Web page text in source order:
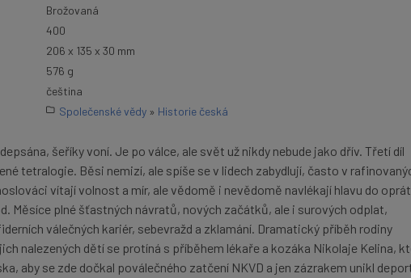
Brožovaná
400
206 x 135 x 30 mm
576 g
čeština
Společenské vědy » Historie česká
šeříky voní. Je po válce, ale svět už nikdy nebude jako dřív. Třetí díl
tetralogie. Běsi nemizí, ale spíše se v lidech zabydlují, často v
vítají volnost a mír, ale vědomě i nevědomě navlékají hlavu do
Měsíce plné šťastných návratů, nových začátků, ale i surových odplat,
válečných kariér, sebevražd a zklamání. Dramatický příběh rodiny
nalezených dětí se protíná s příběhem lékaře a kozáka Nikolaje Kelina,
aby se zde dočkal poválečného zatčení NKVD a jen zázrakem unikl